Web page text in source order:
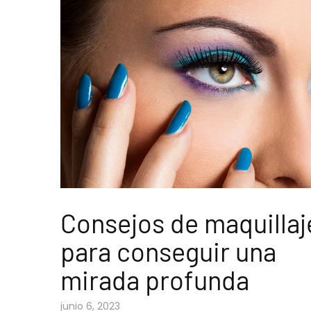
Consejos de
para conseguir una
mirada profunda
junio 6, 2023